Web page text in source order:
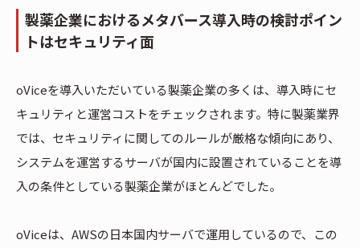
製薬企業におけるメタバース導入時の検討ポイン
トはセキュリティ面
oViceを導入いただいている製薬企業の多くは、導入時にセ
キュリティと運営コストをチェックされます。特に製薬業界
では、セキュリティに関してのルールが厳格な傾向にあり、
システムを運営するサーバが国内に設置されていることを導
入の条件としている製薬企業がほとんどでした。
oViceは、AWSの日本国内サーバで運用しているので、この